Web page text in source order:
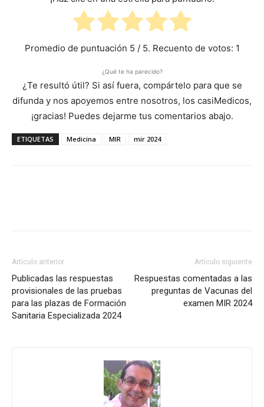
Promedio de puntuación 5 / 5. Recuento de votos: 1
¿Qué te ha parecido?
¿Te resultó útil? Si así fuera, compártelo para que se
difunda y nos apoyemos entre nosotros, los casiMedicos,
¡gracias! Puedes dejarme tus comentarios abajo.
ETIQUETAS Medicina MIR mir 2024
Artículo anterior
Publicadas las respuestas
provisionales de las pruebas
para las plazas de Formación
Sanitaria Especializada 2024
Artículo siguiente
Respuestas comentadas a las
preguntas de Vacunas del
examen MIR 2024